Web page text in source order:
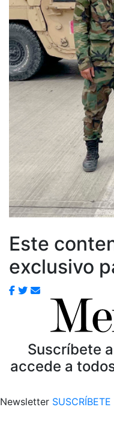
Este
exclusivo
Suscríbete
accede a
Newsletter SUSCRÍBETE